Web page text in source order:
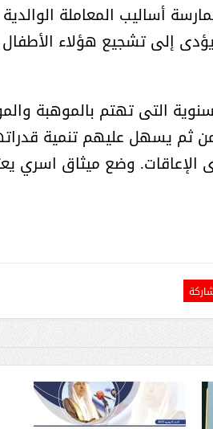
أساليب المعاملة
إلى تشجيع هؤلاء الأطفال
التى تهتم بالموهبة
ثم يسهل عليهم تنمية
الإعاقات. وضع ميثاق اسري